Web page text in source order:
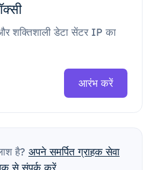
शक्तिशाली डेटा सेंटर IP का
आरंभ करें
है? अपने समर्पित ग्राहक सेवा